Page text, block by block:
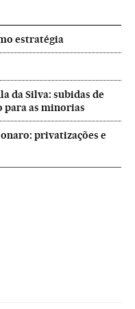
estratégia
da Silva: subidas de
para as minorias
privatizações e